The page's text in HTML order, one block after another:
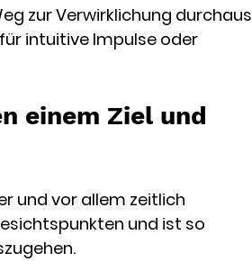
zur Verwirklichung durchaus
intuitive Impulse oder
einem Ziel und
und vor allem zeitlich
und ist so